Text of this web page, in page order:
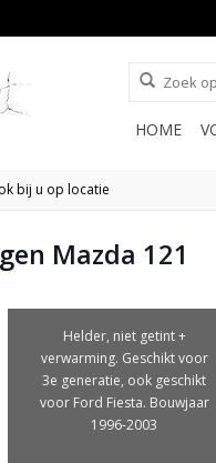
HOME
bij u op locatie
Mazda 121
Helder, niet getint +
verwarming. Geschikt voor
3e generatie, ook geschikt
voor Ford Fiesta. Bouwjaar
1996-2003